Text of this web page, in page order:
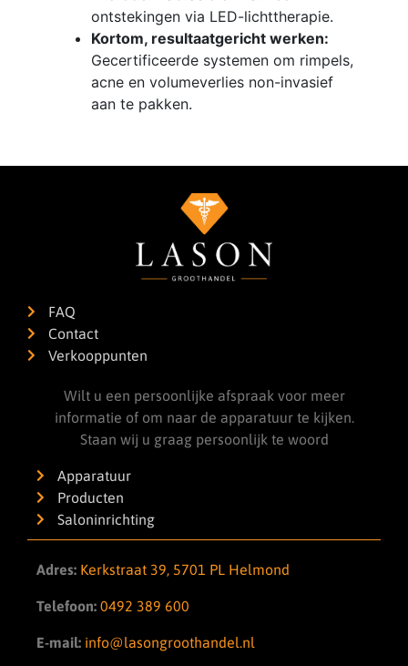
ontstekingen via LED-lichttherapie.
Kortom, resultaatgericht werken:
Gecertificeerde systemen om rimpels,
acne en volumeverlies non-invasief
aan te pakken.
FAQ
Contact
Verkooppunten
Wilt u een persoonlijke afspraak voor meer
informatie of om naar de apparatuur te kijken.
Staan wij u graag persoonlijk te woord
Apparatuur
Producten
Saloninrichting
Adres: Kerkstraat 39, 5701 PL Helmond
Telefoon: 0492 389 600
E-mail: info@lasongroothandel.nl